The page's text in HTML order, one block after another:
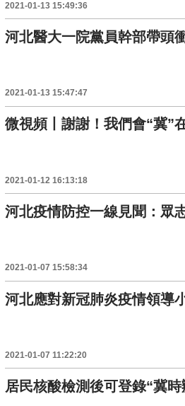
2021-01-13 15:49:36
河北醫大一院黨員幹部帶頭
2021-01-13 15:47:47
微視頻丨謝謝！我們會“冀”
2021-01-12 16:13:18
河北疫情防控一線見聞：眾
2021-01-07 15:58:34
河北應對新冠肺炎疫情領導
2021-01-07 11:22:20
居民核酸檢測後可登錄“冀